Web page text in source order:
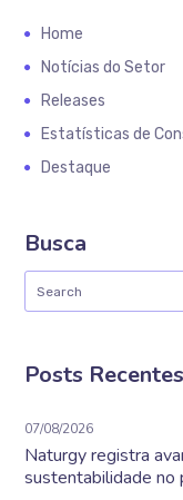
Home
Notícias do Setor
Releases
Estatísticas de
Destaque
Busca
Posts Recentes
07/08/2026
Naturgy registra
sustentabilidade